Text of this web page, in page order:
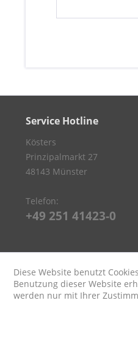
Service Hotline
Kösters
Prinzipalmarkt 27
48143 Münster
Telefon:
+49 251 41423-0
Diese Website benutzt
Benutzung dieser Website
werden nur mit Ihrer